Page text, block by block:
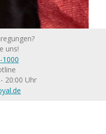
uns!
1000
20:00 Uhr